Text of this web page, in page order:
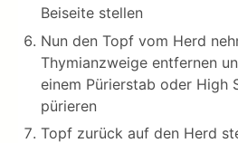
Beiseite stellen
Nun den Topf vom Herd
Thymianzweige entfernen
einem Pürierstab oder High
pürieren
Topf zurück auf den Herd